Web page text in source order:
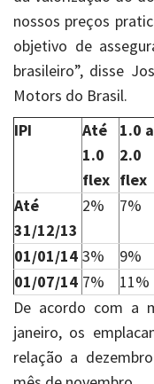
nossos preços
objetivo de
brasileiro”, disse
Motors do Brasil.
IPI
Até
1.0
flex
1.0 a
2.0
flex
Até
31/12/13
2% 7%
01/01/14 3% 9%
01/07/14 7% 11%
De acordo com a
janeiro, os
relação a